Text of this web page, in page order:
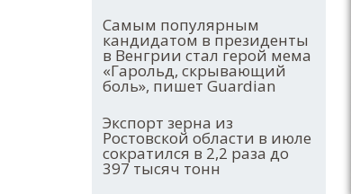
Самым популярным
кандидатом в президенты
в Венгрии стал герой мема
«Гарольд, скрывающий
боль», пишет Guardian
Экспорт зерна из
Ростовской области в июле
сократился в 2,2 раза до
397 тысяч тонн